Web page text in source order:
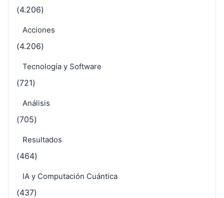
(4.206)
Acciones
(4.206)
Tecnología y Software
(721)
Análisis
(705)
Resultados
(464)
IA y Computación Cuántica
(437)